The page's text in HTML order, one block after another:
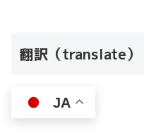
翻訳（translate）
JA